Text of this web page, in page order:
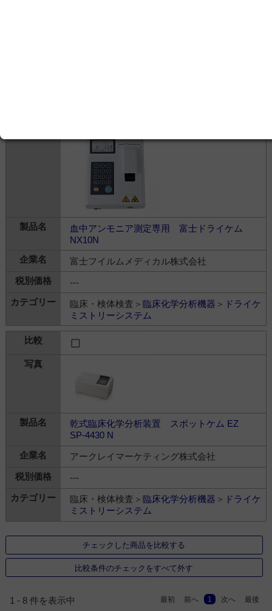
血中アンモニア測定専用 富士ドライケム
NX10N
富士フイルムメディカル株式会社
---
臨床・検体検査＞ 臨床化学分析機器 ＞ ドライケ
ミストリーシステム
乾式臨床化学分析装置 スポットケム EZ
SP-4430 N
アークレイマーケティング株式会社
---
臨床・検体検査＞ 臨床化学分析機器 ＞ ドライケ
ミストリーシステム
チェックした商品を比較する
比較条件のチェックをすべて外す
1 - 8 件を表示中 最初 前へ 1 次へ 最後